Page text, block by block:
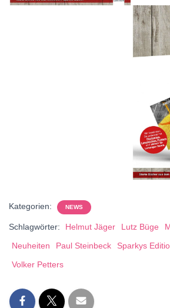
Kategorien: NEWS
Schlagwörter: Helmut Jäger Lutz Büge
Neuheiten
Paul Steinbeck Sparkys
Volker Petters